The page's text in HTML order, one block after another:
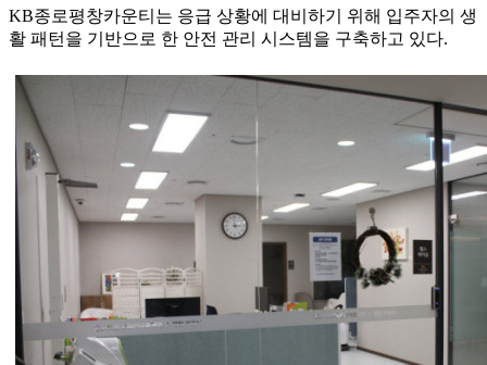
KB종로평창카운티는 응급 상황에 대비하기 위해 입주자의 생
활 패턴을 기반으로 한 안전 관리 시스템을 구축하고 있다.